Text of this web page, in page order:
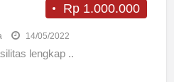
Rp 1.000.000
14/05/2022
lengkap ..